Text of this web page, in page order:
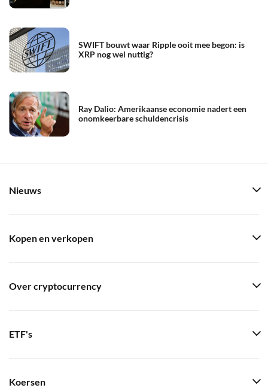
SWIFT bouwt waar Ripple ooit mee begon: is
XRP nog wel nuttig?
Ray Dalio: Amerikaanse economie nadert een
onomkeerbare schuldencrisis
Nieuws
Kopen en verkopen
Over cryptocurrency
ETF's
Koersen